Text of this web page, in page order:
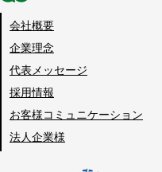
会社概要
企業理念
代表メッセージ
採用情報
お客様コミュニケーション
法人企業様